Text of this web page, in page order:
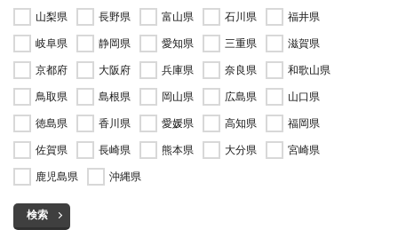
山梨県
長野県 富山県 石川県
福井県
岐阜県
静岡県 愛知県 三重県
滋賀県
京都府
大阪府 兵庫県 奈良県
和歌山県
鳥取県
島根県 岡山県 広島県
山口県
徳島県
香川県 愛媛県 高知県
福岡県
佐賀県
長崎県 熊本県 大分県
宮崎県
鹿児島県
沖縄県
検索